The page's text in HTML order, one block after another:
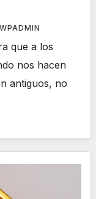
que a los
nos hacen
antiguos, no